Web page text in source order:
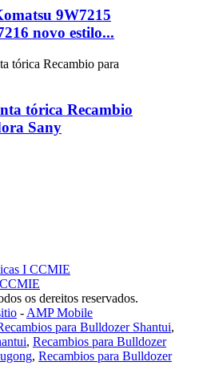
9W7215
novo estilo...
tórica Recambio
Sany
I CCMIE
os dereitos reservados.
- AMP Mobile
para Bulldozer Shantui,
, Recambios para Bulldozer
, Recambios para Bulldozer